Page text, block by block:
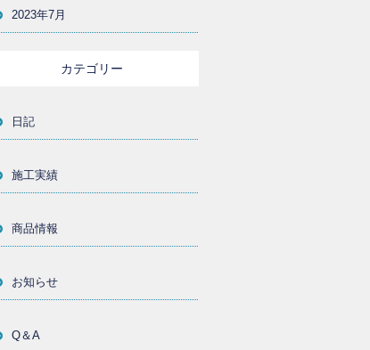
2023年7月
カテゴリー
日記
施工実績
商品情報
お知らせ
Q＆A